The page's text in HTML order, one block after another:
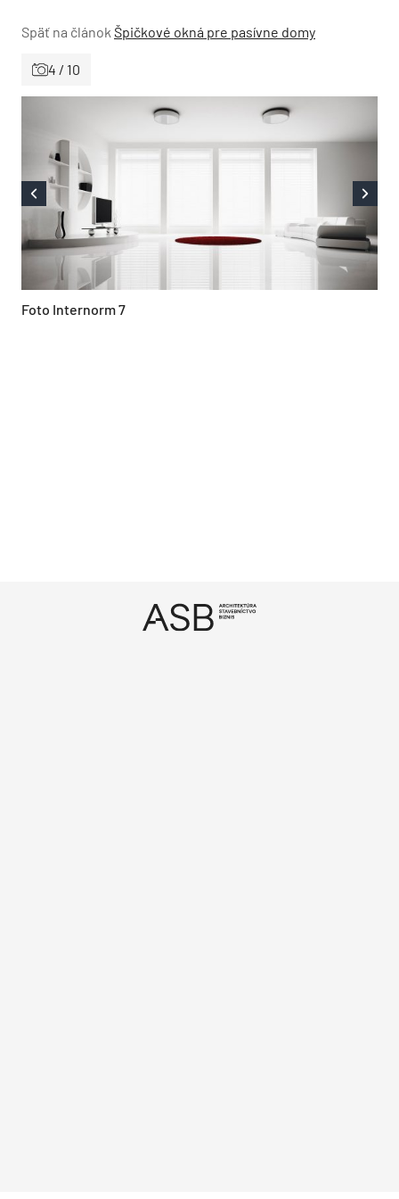
Späť na článok Špičkové okná pre pasívne domy
4 / 10
Foto Internorm 7